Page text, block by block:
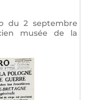
du 2 septembre
musée de la